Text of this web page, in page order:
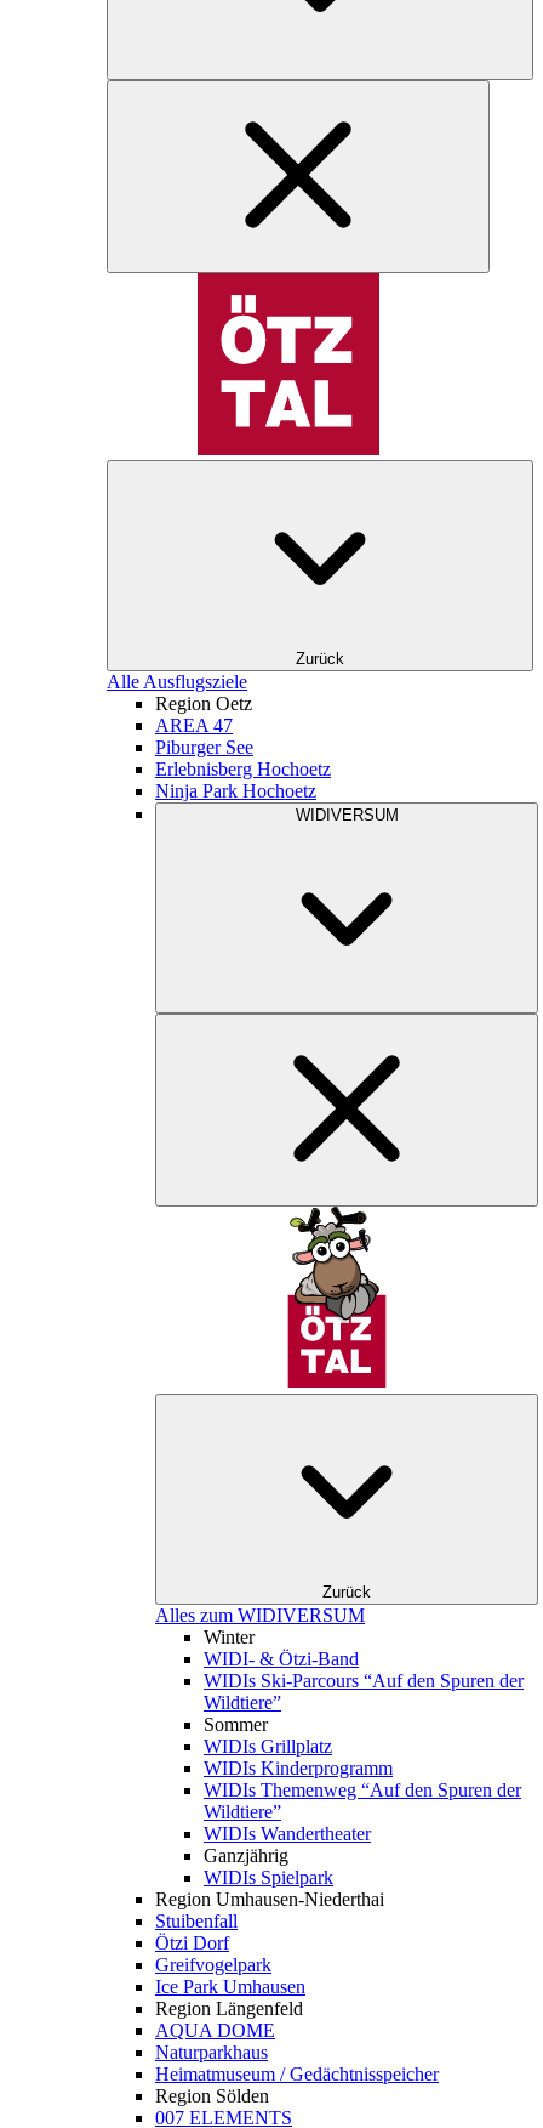
Zurück
Alle Ausflugsziele
Region Oetz
AREA 47
Piburger See
Erlebnisberg Hochoetz
Ninja Park Hochoetz
WIDIVERSUM
Zurück
Alles zum WIDIVERSUM
Winter
WIDI- & Ötzi-Band
WIDIs Ski-Parcours “Auf den Spuren der
Wildtiere”
Sommer
WIDIs Grillplatz
WIDIs Kinderprogramm
WIDIs Themenweg “Auf den Spuren der
Wildtiere”
WIDIs Wandertheater
Ganzjährig
WIDIs Spielpark
Region Umhausen-Niederthai
Stuibenfall
Ötzi Dorf
Greifvogelpark
Ice Park Umhausen
Region Längenfeld
AQUA DOME
Naturparkhaus
Heimatmuseum / Gedächtnisspeicher
Region Sölden
007 ELEMENTS